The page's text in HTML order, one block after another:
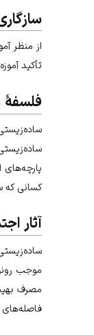
از منظر
تأکید
فلسفۀ
کسانی که
آثار
موجب
مصرف
فاصله‌های